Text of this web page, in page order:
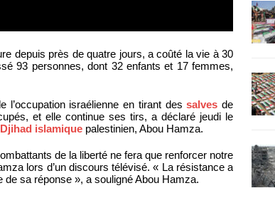
depuis près de quatre jours, a coûté la vie à 30
93 personnes, dont 32 enfants et 17 femmes,
l’occupation israélienne en tirant dessalves de
et elle continue ses tirs, a déclaré jeudi le
Djihad islamique palestinien, Abou Hamza.
de la liberté ne fera que renforcer notre
lors d’un discours télévisé. « La résistance a
sa réponse », a souligné Abou Hamza.